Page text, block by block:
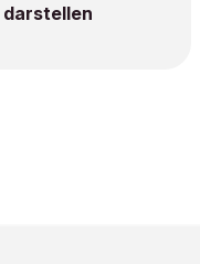
darstellen